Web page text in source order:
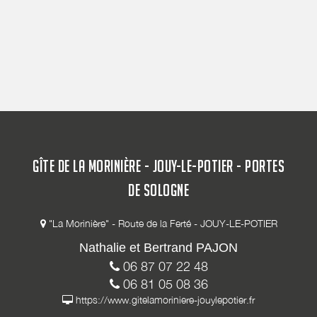
GÎTE DE LA MORINIÈRE - JOUY-LE-POTIER - PORTES
DE SOLOGNE
"La Morinière" - Route de la Ferté - JOUY-LE-POTIER
Nathalie et Bertrand PAJON
06 87 07 22 48
06 81 05 08 36
https://www.gitelamoriniere-jouylepotier.fr